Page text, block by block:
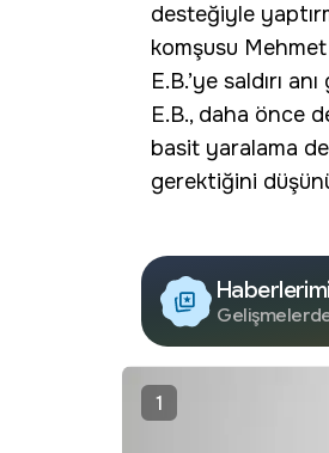
desteğiyle
komşusu Mehmet
E.B.’ye saldırı
E.B., daha önce
basit yaralama
gerektiğini
1